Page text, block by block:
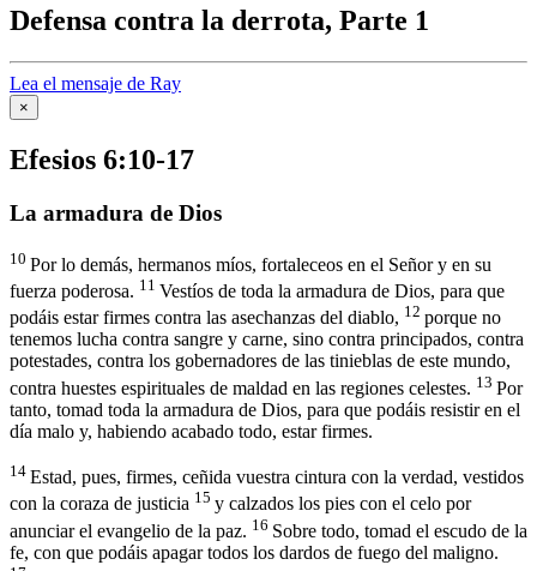
Defensa contra la derrota, Parte 1
Lea el mensaje de Ray
×
Efesios 6:10-17
La armadura de Dios
10 Por lo demás, hermanos míos, fortaleceos en el Señor y en su
fuerza poderosa. 11 Vestíos de toda la armadura de Dios, para que
podáis estar firmes contra las asechanzas del diablo, 12 porque no
tenemos lucha contra sangre y carne, sino contra principados, contra
potestades, contra los gobernadores de las tinieblas de este mundo,
contra huestes espirituales de maldad en las regiones celestes. 13 Por
tanto, tomad toda la armadura de Dios, para que podáis resistir en el
día malo y, habiendo acabado todo, estar firmes.
14 Estad, pues, firmes, ceñida vuestra cintura con la verdad, vestidos
con la coraza de justicia 15 y calzados los pies con el celo por
anunciar el evangelio de la paz. 16 Sobre todo, tomad el escudo de la
fe, con que podáis apagar todos los dardos de fuego del maligno.